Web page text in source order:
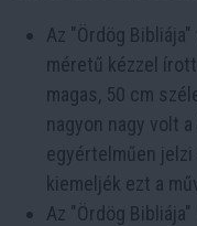
Az "Ördög
méretű kézzel
magas, 50 cm
nagyon nagy volt
egyértelműen jelzi
kiemeljék ezt a
Az "Ördög